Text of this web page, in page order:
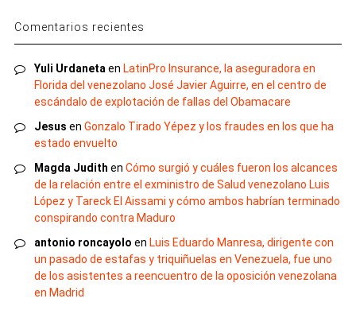
Comentarios recientes
Yuli Urdanetaen LatinPro Insurance, la aseguradora en
Florida del venezolano José Javier Aguirre, en el centro de
escándalo de explotación de fallas del Obamacare
Jesus en Gonzalo Tirado Yépez y los fraudes en los que ha
estado envuelto
Magda Judith en Cómo surgió y cuáles fueron los alcances
de la relación entre el exministro de Salud venezolano Luis
López y Tareck El Aissami y cómo ambos habrían terminado
conspirando contra Maduro
antonio roncayolo en Luis Eduardo Manresa, dirigente con
un pasado de estafas y triquiñuelas en Venezuela, fue uno
de los asistentes a reencuentro de la oposición venezolana
en Madrid